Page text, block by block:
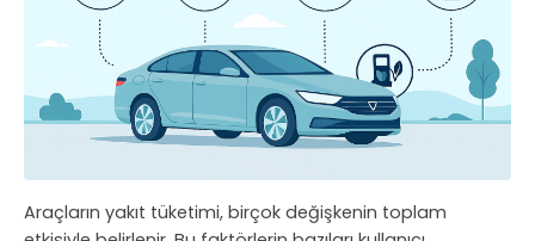
Araçların yakıt tüketimi, birçok değişkenin toplam